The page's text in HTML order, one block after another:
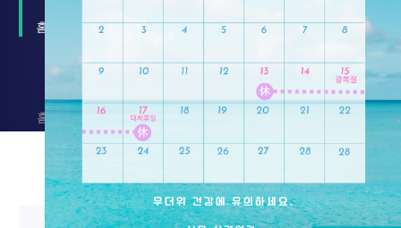
홈 수술후통증증후군
홈 > 주요질환별치료 > 수술후통증증후군